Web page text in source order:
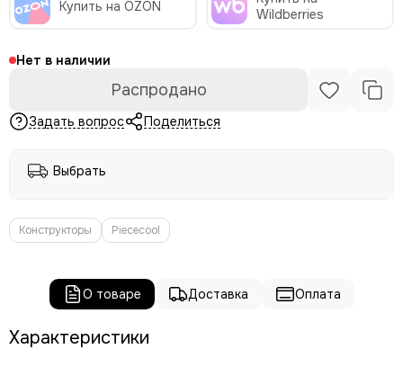
Купить на OZON
Wildberries
Нет в наличии
Распродано
Задать вопрос Поделиться
Выбрать
Конструкторы Piececool
О товаре Доставка Оплата
Характеристики